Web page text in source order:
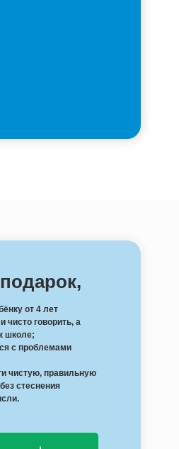
от 4 лет
чисто говорить, а
школе;
с проблемами
чистую, правильную
стеснения